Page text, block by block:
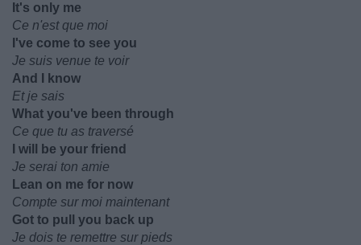
It's only me
Ce n'est que moi
I've come to see you
Je suis venue te voir
And I know
Et je sais
What you've been through
Ce que tu as traversé
I will be your friend
Je serai ton amie
Lean on me for now
Compte sur moi maintenant
Got to pull you back up
Je dois te remettre sur pieds